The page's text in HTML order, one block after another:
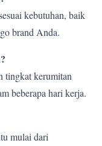
kebutuhan, baik
brand Anda.
tingkat kerumitan
beberapa hari kerja.
mulai dari